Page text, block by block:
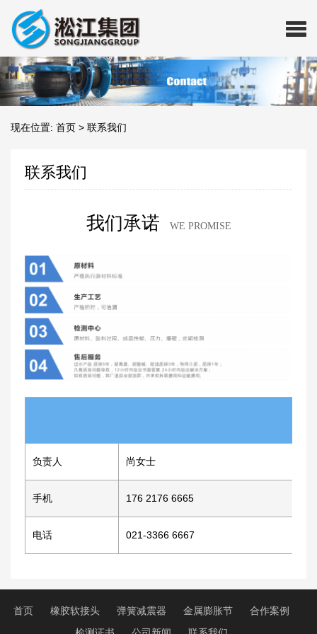
现在位置: 首页 > 联系我们
联系我们
我们承诺 WE PROMISE
负责人 尚女士
手机 176 2176 6665
电话 021-3366 6667
首页 橡胶软接头 弹簧减震器 金属膨胀节
合作案例